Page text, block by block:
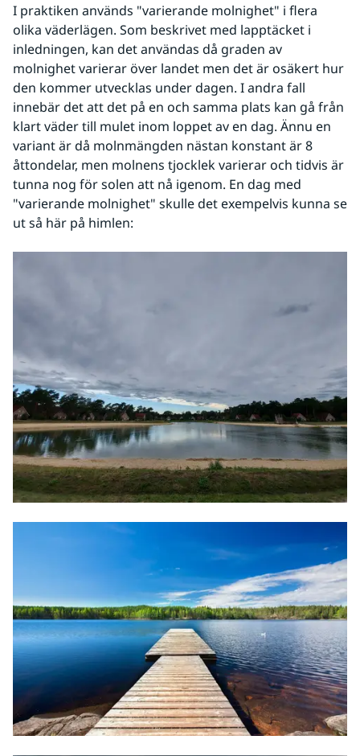
I praktiken används "varierande molnighet" i flera
olika väderlägen. Som beskrivet med lapptäcket i
inledningen, kan det användas då graden av
molnighet varierar över landet men det är osäkert hur
den kommer utvecklas under dagen. I andra fall
innebär det att det på en och samma plats kan gå från
klart väder till mulet inom loppet av en dag. Ännu en
variant är då molnmängden nästan konstant är 8
åttondelar, men molnens tjocklek varierar och tidvis är
tunna nog för solen att nå igenom. En dag med
"varierande molnighet" skulle det exempelvis kunna se
ut så här på himlen: